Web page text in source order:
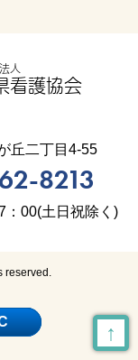
↑
人
看護協会
丘二丁目4-55
8213
：00(土日祝除く)
reserved.